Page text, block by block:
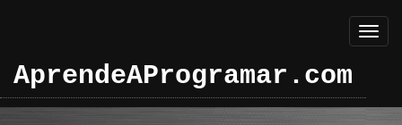
AprendeAProgramar.com